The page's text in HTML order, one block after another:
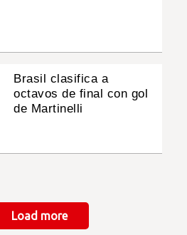
Brasil clasifica a
octavos de final con gol
de Martinelli
Load more